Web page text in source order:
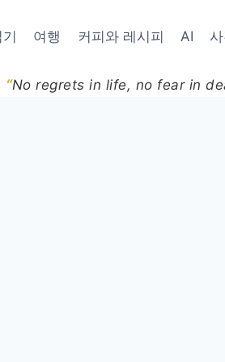
여행 커피와 레시피 AI
“No regrets in life, no fear in